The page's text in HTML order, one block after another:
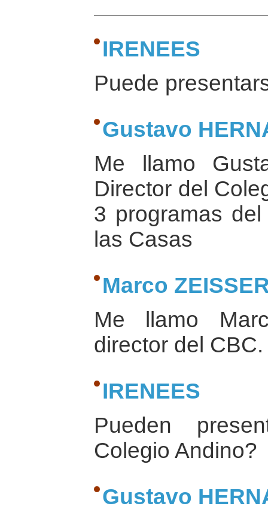
IRENEES
Puede
Gustavo
Me llamo
Director del
3 programas
las Casas
Marco
Me llamo
director del CBC.
IRENEES
Pueden
Colegio Andino?
Gustavo